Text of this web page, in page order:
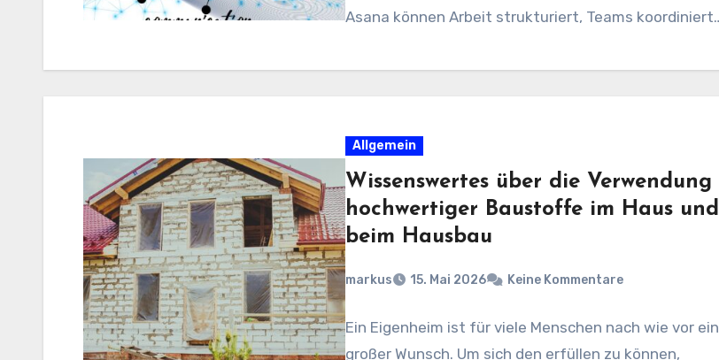
Asana können Arbeit strukturiert, Teams koordiniert
Allgemein
Wissenswertes über die Verwendung
hochwertiger Baustoffe im Haus und
beim Hausbau
markus 15. Mai 2026 Keine Kommentare
Ein Eigenheim ist für viele Menschen nach wie vor ein
großer Wunsch. Um sich den erfüllen zu können,